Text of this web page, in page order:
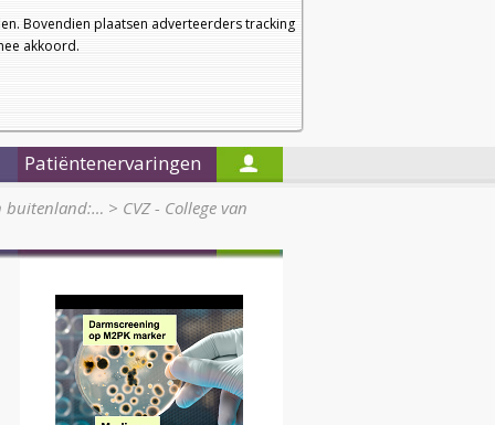
Bovendien plaatsen adverteerders tracking
akkoord.
a
a
Nieuwsbrief
Startpagina
Patiëntenervaringen
buitenland:… > CVZ - College van